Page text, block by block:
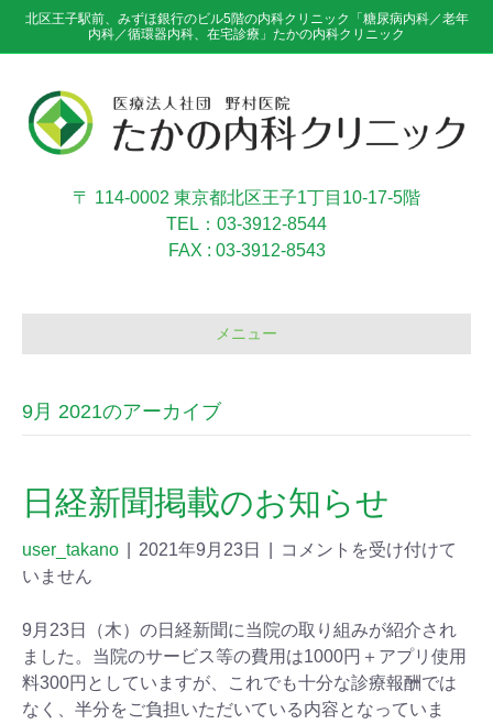
北区王子駅前、みずほ銀行のビル5階の内科クリニック「糖尿病内科／老年
内科／循環器内科、在宅診療」たかの内科クリニック
〒 114-0002 東京都北区王子1丁目10-17-5階
TEL：03-3912-8544
FAX : 03-3912-8543
メニュー
9月 2021のアーカイブ
日経新聞掲載のお知らせ
user_takano 2021年9月23日
コメントを受け付けて
いません
9月23日（木）の日経新聞に当院の取り組みが紹介され
ました。当院のサービス等の費用は1000円＋アプリ使用
料300円としていますが、これでも十分な診療報酬では
なく、半分をご負担いただいている内容となっていま